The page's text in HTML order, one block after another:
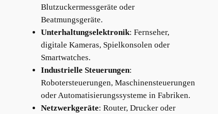
Blutzuckermessgeräte oder
Beatmungsgeräte.
Unterhaltungselektronik: Fernseher,
digitale Kameras, Spielkonsolen oder
Smartwatches.
Industrielle Steuerungen:
Robotersteuerungen, Maschinensteuerungen
oder Automatisierungssysteme in Fabriken.
Netzwerkgeräte: Router, Drucker oder